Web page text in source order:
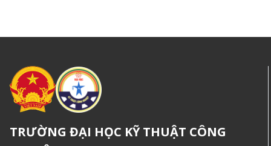
TRƯỜNG ĐẠI HỌC KỸ THUẬT CÔNG